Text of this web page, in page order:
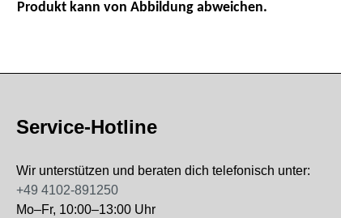
Produkt kann von Abbildung abweichen.
Service-Hotline
Wir unterstützen und beraten dich telefonisch unter:
+49 4102-891250
Mo–Fr, 10:00–13:00 Uhr